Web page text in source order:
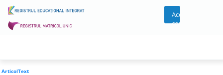
Acces
cont
ArticolText